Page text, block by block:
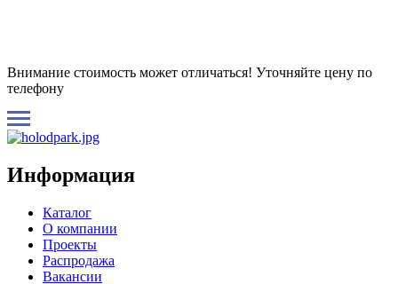
Внимание стоимость может отличаться! Уточняйте цену по
телефону
Информация
Каталог
О компании
Проекты
Распродажа
Вакансии